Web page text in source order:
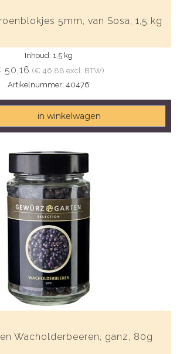
5mm, van Sosa, 1,5 kg
Inhoud: 1,5 kg
50,16 (€ 46,88 excl. BTW)
Artikelnummer: 40476
in winkelwagen
Wacholderbeeren, ganz, 80g